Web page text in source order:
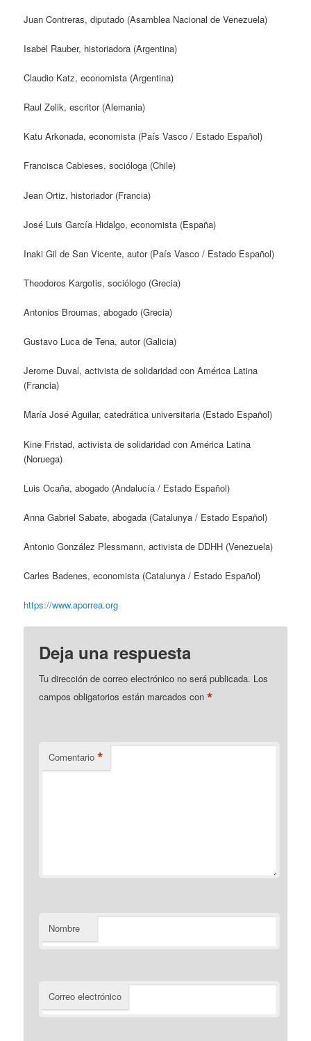
Juan Contreras, diputado (Asamblea Nacional de Venezuela)
Isabel Rauber, historiadora (Argentina)
Claudio Katz, economista (Argentina)
Raul Zelik, escritor (Alemania)
Katu Arkonada, economista (País Vasco / Estado Español)
Francisca Cabieses, socióloga (Chile)
Jean Ortiz, historiador (Francia)
José Luis García Hidalgo, economista (España)
Inaki Gil de San Vicente, autor (País Vasco / Estado Español)
Theodoros Kargotis, sociólogo (Grecia)
Antonios Broumas, abogado (Grecia)
Gustavo Luca de Tena, autor (Galicia)
Jerome Duval, activista de solidaridad con América Latina
(Francia)
María José Aguilar, catedrática universitaria (Estado Español)
Kine Fristad, activista de solidaridad con América Latina
(Noruega)
Luis Ocaña, abogado (Andalucía / Estado Español)
Anna Gabriel Sabate, abogada (Catalunya / Estado Español)
Antonio González Plessmann, activista de DDHH (Venezuela)
Carles Badenes, economista (Catalunya / Estado Español)
https://www.aporrea.org
Deja una respuesta
Tu dirección de correo electrónico no será publicada. Los
campos obligatorios están marcados con*
Comentario *
Nombre
Correo electrónico